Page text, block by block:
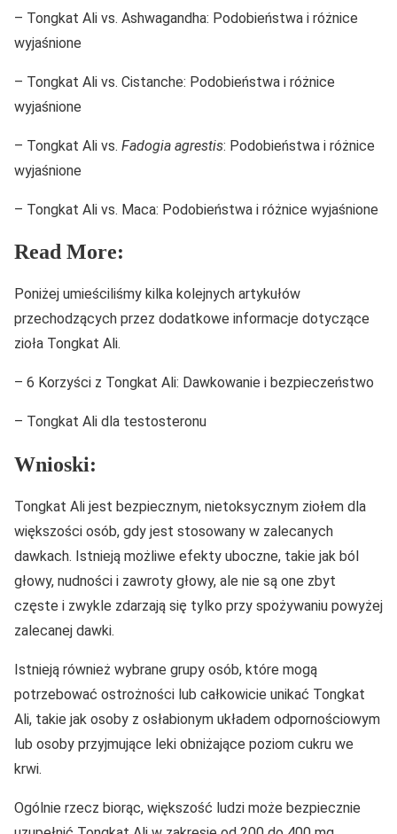
– Tongkat Ali vs. Ashwagandha: Podobieństwa i różnice
wyjaśnione
– Tongkat Ali vs. Cistanche: Podobieństwa i różnice
wyjaśnione
– Tongkat Ali vs. Fadogia agrestis: Podobieństwa i różnice
wyjaśnione
– Tongkat Ali vs. Maca: Podobieństwa i różnice wyjaśnione
Read More:
Poniżej umieściliśmy kilka kolejnych artykułów
przechodzących przez dodatkowe informacje dotyczące
zioła Tongkat Ali.
– 6 Korzyści z Tongkat Ali: Dawkowanie i bezpieczeństwo
– Tongkat Ali dla testosteronu
Wnioski:
Tongkat Ali jest bezpiecznym, nietoksycznym ziołem dla
większości osób, gdy jest stosowany w zalecanych
dawkach. Istnieją możliwe efekty uboczne, takie jak ból
głowy, nudności i zawroty głowy, ale nie są one zbyt
częste i zwykle zdarzają się tylko przy spożywaniu powyżej
zalecanej dawki.
Istnieją również wybrane grupy osób, które mogą
potrzebować ostrożności lub całkowicie unikać Tongkat
Ali, takie jak osoby z osłabionym układem odpornościowym
lub osoby przyjmujące leki obniżające poziom cukru we
krwi.
Ogólnie rzecz biorąc, większość ludzi może bezpiecznie